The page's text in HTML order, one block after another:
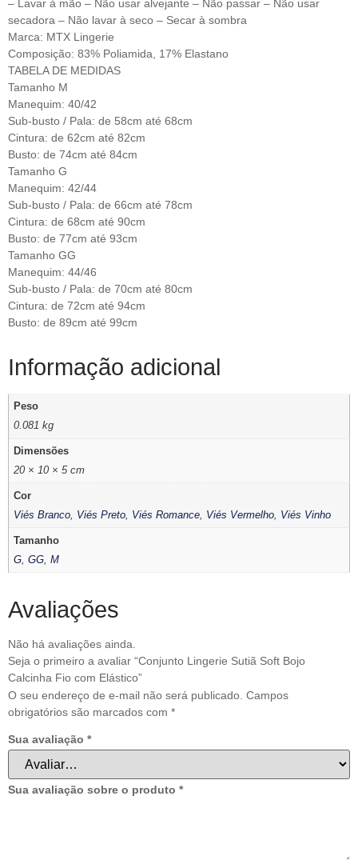
– Lavar à mão – Não usar alvejante – Não passar – Não usar
secadora – Não lavar à seco – Secar à sombra
Marca: MTX Lingerie
Composição: 83% Poliamida, 17% Elastano
TABELA DE MEDIDAS
Tamanho M
Manequim: 40/42
Sub-busto / Pala: de 58cm até 68cm
Cintura: de 62cm até 82cm
Busto: de 74cm até 84cm
Tamanho G
Manequim: 42/44
Sub-busto / Pala: de 66cm até 78cm
Cintura: de 68cm até 90cm
Busto: de 77cm até 93cm
Tamanho GG
Manequim: 44/46
Sub-busto / Pala: de 70cm até 80cm
Cintura: de 72cm até 94cm
Busto: de 89cm até 99cm
Informação adicional
Peso
0.081 kg
Dimensões
20 × 10 × 5 cm
Cor
Viés Branco, Viés Preto, Viés Romance, Viés Vermelho, Viés Vinho
Tamanho
G,GG,M
Avaliações
Não há avaliações ainda.
Seja o primeiro a avaliar “Conjunto Lingerie Sutiã Soft Bojo
Calcinha Fio com Elástico”
O seu endereço de e-mail não será publicado. Campos
obrigatórios são marcados com *
Sua avaliação *
Sua avaliação sobre o produto *